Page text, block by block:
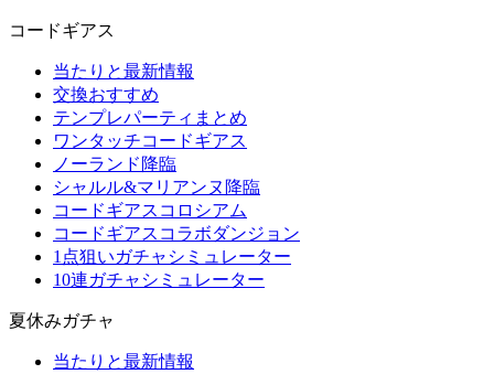
コードギアス
当たりと最新情報
交換おすすめ
テンプレパーティまとめ
ワンタッチコードギアス
ノーランド降臨
シャルル&マリアンヌ降臨
コードギアスコロシアム
コードギアスコラボダンジョン
1点狙いガチャシミュレーター
10連ガチャシミュレーター
夏休みガチャ
当たりと最新情報